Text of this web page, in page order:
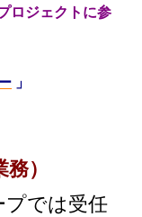
ロジェクトに参
」
務）
プでは受任